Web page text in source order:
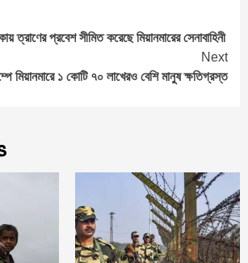
ত্রাণের প্রবেশ সীমিত করেছে মিয়ানমারের সেনাবাহিনী
Next
মিয়ানমারে ১ কোটি ৭০ লাখেরও বেশি মানুষ ক্ষতিগ্রস্ত